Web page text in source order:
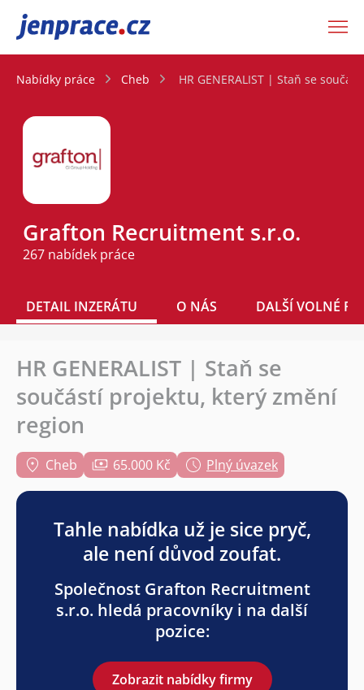
JenPráce.cz
Nabídky práce Cheb HR GENERALIST | Staň se
Grafton Recruitment s.r.o.
267 nabídek práce
DETAIL INZERÁTU O NÁS DALŠÍ VOLNÉ
HR GENERALIST | Staň se
součástí projektu, který změní
region
Cheb 65.000 Kč Plný úvazek
Tahle nabídka už je sice pryč,
ale není důvod zoufat.
Společnost Grafton Recruitment
s.r.o. hledá pracovníky i na další
pozice:
Zobrazit nabídky firmy